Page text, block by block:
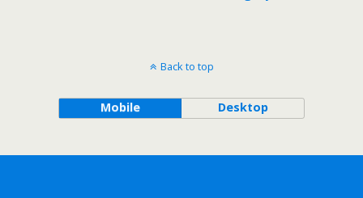
Back to top
Mobile Desktop